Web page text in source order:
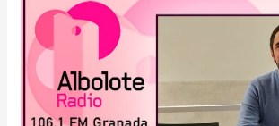
Radio
Albolote